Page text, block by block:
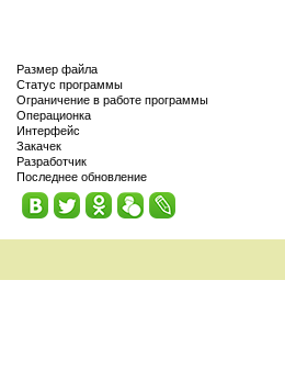
Размер файла
Статус программы
Ограничение в работе программы
Операционка
Интерфейс
Закачек
Разработчик
Последнее обновление